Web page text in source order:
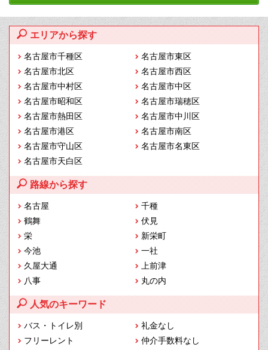
エリアから探す
名古屋市千種区
名古屋市東区
名古屋市北区
名古屋市西区
名古屋市中村区
名古屋市中区
名古屋市昭和区
名古屋市瑞穂区
名古屋市熱田区
名古屋市中川区
名古屋市港区
名古屋市南区
名古屋市守山区
名古屋市名東区
名古屋市天白区
路線から探す
名古屋
千種
鶴舞
伏見
栄
新栄町
今池
一社
久屋大通
上前津
八事
丸の内
人気のキーワード
バス・トイレ別
礼金なし
フリーレント
仲介手数料なし